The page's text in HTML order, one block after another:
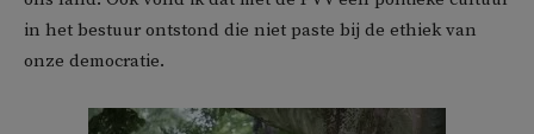
in het bestuur ontstond die niet paste bij de ethiek van
onze democratie.